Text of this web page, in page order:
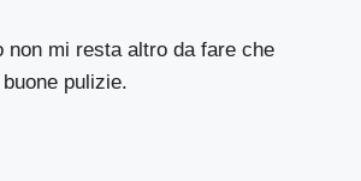
non mi resta altro da fare che
pulizie.